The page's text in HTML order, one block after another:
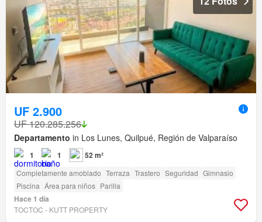
UF 2.900
UF 120.285.256
Departamento in Los Lunes, Quilpué, Región de Valparaíso
1 1 52 m²
Completamente amoblado Terraza Trastero Seguridad Gimnasio
Piscina Área para niños Parilla
Hace 1 día
TOCTOC - KUTT PROPERTY